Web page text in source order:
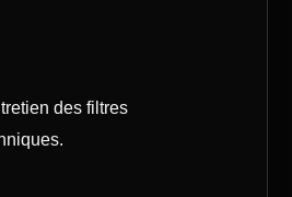
des filtres